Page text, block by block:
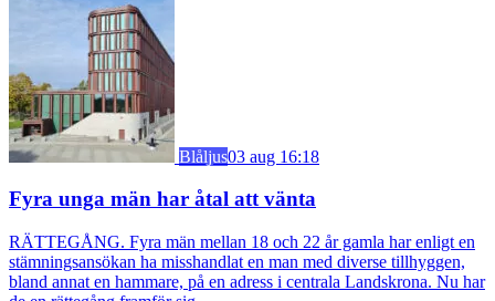
Blåljus03 aug 16:18
Fyra unga män har åtal att vänta
RÄTTEGÅNG. Fyra män mellan 18 och 22 år gamla har enligt en
stämningsansökan ha misshandlat en man med diverse tillhyggen,
bland annat en hammare, på en adress i centrala Landskrona. Nu har